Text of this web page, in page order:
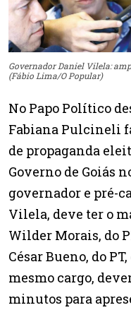
Governador Daniel Vilela:
(Fábio Lima/O Popular)
No Papo Político
Fabiana Pulcineli
de propaganda
Governo de Goiás
governador e pré-
Vilela, deve ter o
Wilder Morais, do
César Bueno, do
mesmo cargo,
minutos para